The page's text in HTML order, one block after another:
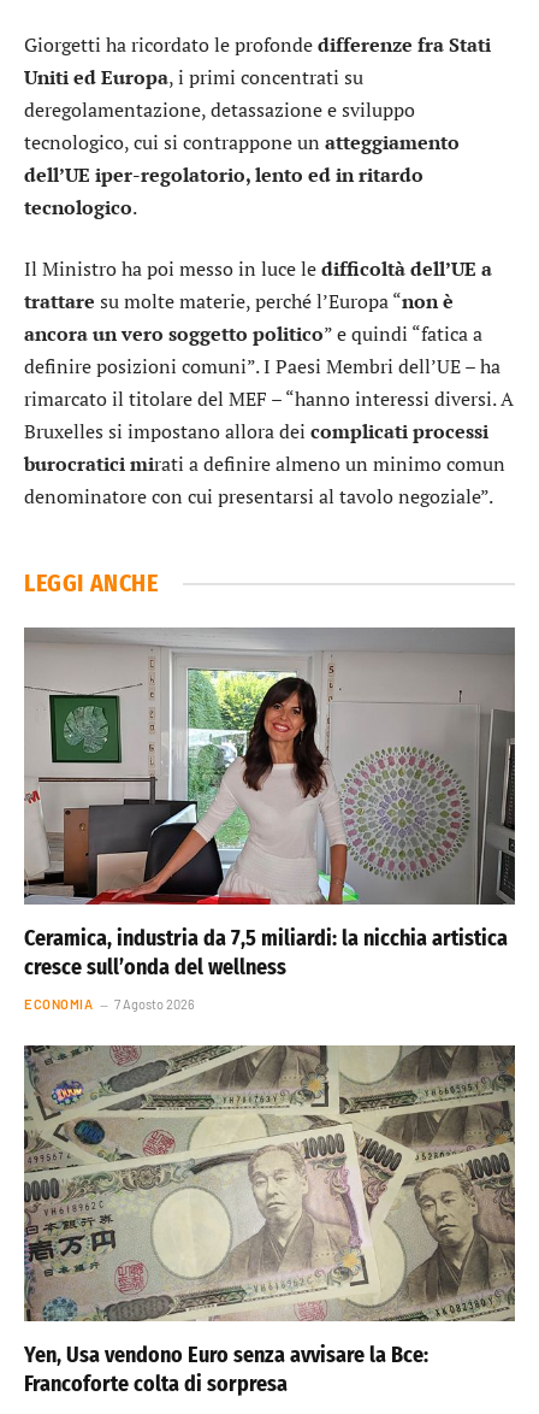
Giorgetti ha ricordato le profondedifferenze fra Stati
Uniti ed Europa, i primi concentrati su
deregolamentazione, detassazione e sviluppo
tecnologico, cui si contrappone un atteggiamento
dell’UE iper-regolatorio, lento ed in ritardo
tecnologico.
Il Ministro ha poi messo in luce ledifficoltà dell’UE a
trattare su molte materie, perché l’Europa “non è
ancora un vero soggetto politico” e quindi “fatica a
definire posizioni comuni”. I Paesi Membri dell’UE – ha
rimarcato il titolare del MEF – “hanno interessi diversi. A
Bruxelles si impostano allora dei complicati processi
burocratici mirati a definire almeno un minimo comun
denominatore con cui presentarsi al tavolo negoziale”.
LEGGI ANCHE
Ceramica, industria da 7,5 miliardi: la nicchia artistica
cresce sull’onda del wellness
ECONOMIA 7 Agosto 2026
Yen, Usa vendono Euro senza avvisare la Bce:
Francoforte colta di sorpresa